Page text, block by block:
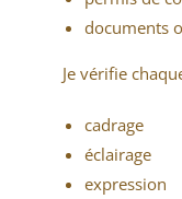
documents
Je vérifie
cadrage
éclairage
expression